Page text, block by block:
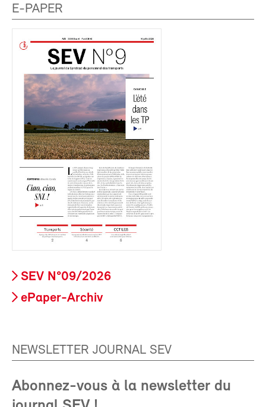
E-PAPER
SEV N°09/2026
ePaper-Archiv
NEWSLETTER JOURNAL SEV
Abonnez-vous à la newsletter du